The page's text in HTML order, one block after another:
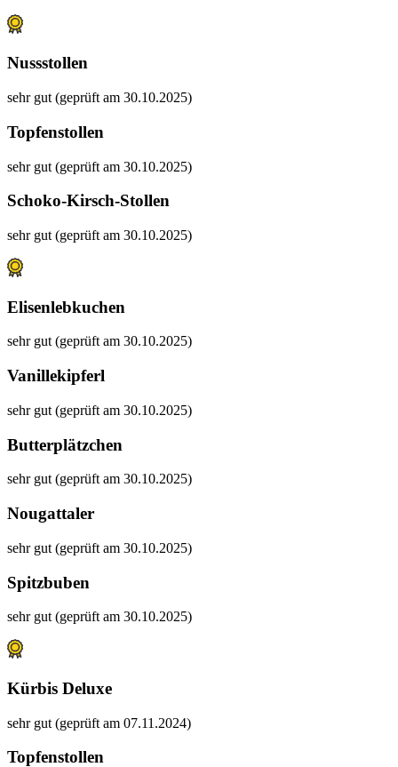
Nussstollen
sehr gut (geprüft am 30.10.2025)
Topfenstollen
sehr gut (geprüft am 30.10.2025)
Schoko-Kirsch-Stollen
sehr gut (geprüft am 30.10.2025)
Elisenlebkuchen
sehr gut (geprüft am 30.10.2025)
Vanillekipferl
sehr gut (geprüft am 30.10.2025)
Butterplätzchen
sehr gut (geprüft am 30.10.2025)
Nougattaler
sehr gut (geprüft am 30.10.2025)
Spitzbuben
sehr gut (geprüft am 30.10.2025)
Kürbis Deluxe
sehr gut (geprüft am 07.11.2024)
Topfenstollen